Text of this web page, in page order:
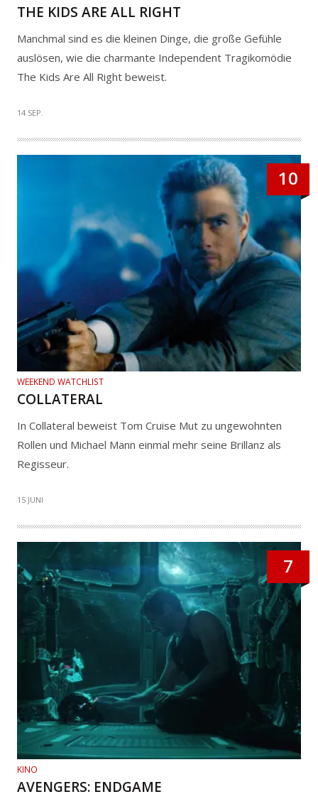
THE KIDS ARE ALL RIGHT
Manchmal sind es die kleinen Dinge, die große Gefühle
auslösen, wie die charmante Independent Tragikomödie
The Kids Are All Right beweist.
14 SEP.
10
WEEKEND WATCHLIST
COLLATERAL
In Collateral beweist Tom Cruise Mut zu ungewohnten
Rollen und Michael Mann einmal mehr seine Brillanz als
Regisseur.
15 JUNI
7
KINO
AVENGERS: ENDGAME